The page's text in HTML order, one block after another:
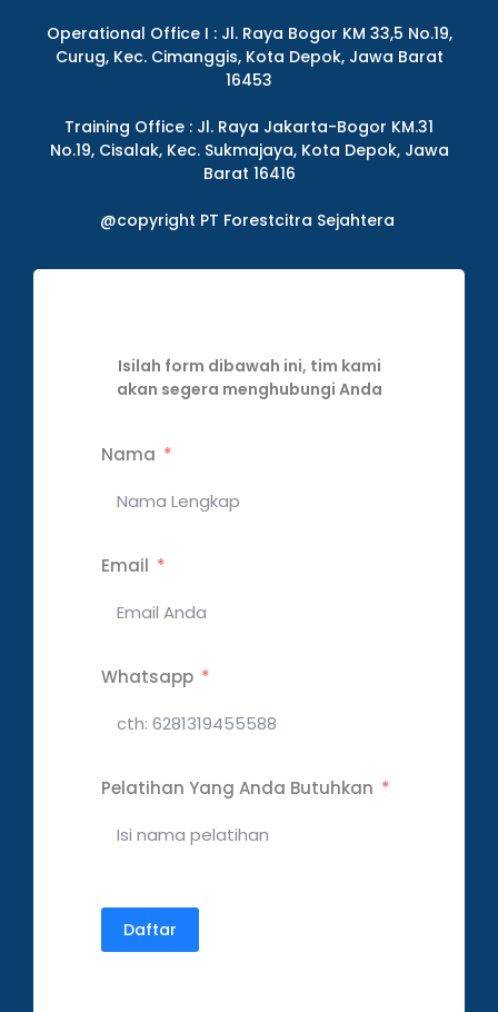
Operational Office I : Jl. Raya Bogor KM 33,5 No.19,
Curug, Kec. Cimanggis, Kota Depok, Jawa Barat
16453
Training Office : Jl. Raya Jakarta-Bogor KM.31
No.19, Cisalak, Kec. Sukmajaya, Kota Depok, Jawa
Barat 16416
@copyright PT Forestcitra Sejahtera
Isilah form dibawah ini, tim kami
akan segera menghubungi Anda
Nama
Email
Whatsapp
Pelatihan Yang Anda Butuhkan
Daftar